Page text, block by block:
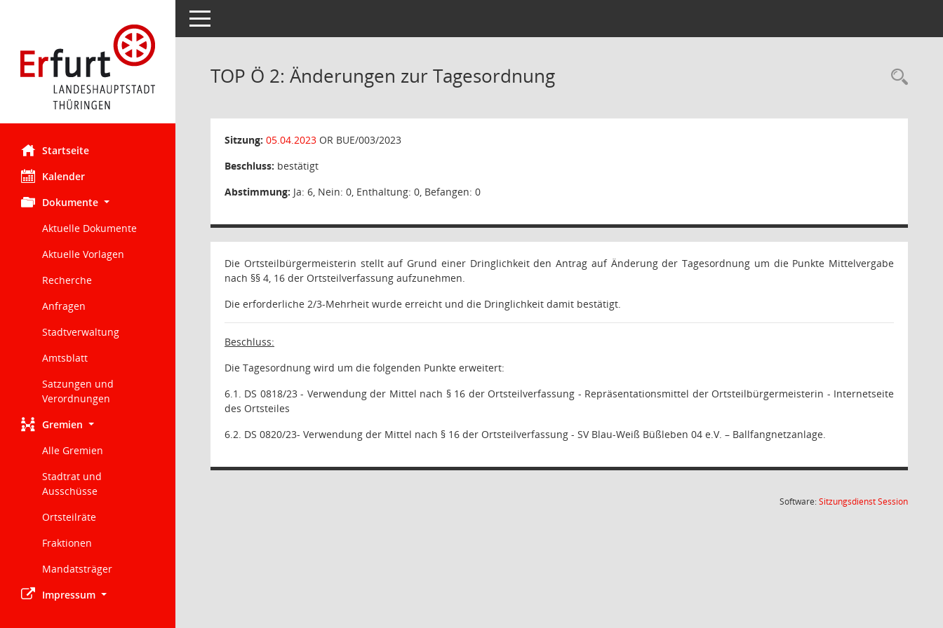
Startseite
Kalender
Dokumente
Aktuelle Dokumente
Aktuelle Vorlagen
Recherche
Anfragen
Stadtverwaltung
Amtsblatt
Satzungen und
Verordnungen
Gremien
Alle Gremien
Stadtrat und
Ausschüsse
Ortsteilräte
Fraktionen
Mandatsträger
Impressum
Toggle navigation
TOP Ö 2: Änderungen zur Tagesordnung
Sitzung: 05.04.2023 OR BUE/003/2023
Beschluss: bestätigt
Abstimmung: Ja: 6, Nein: 0, Enthaltung: 0, Befangen: 0
Die Ortsteilbürgermeisterin stellt auf Grund einer Dringlichkeit den Antrag auf Änderung der Tagesordnung um die Punkte Mittelvergabe
nach §§ 4, 16 der Ortsteilverfassung aufzunehmen.
Die erforderliche 2/3-Mehrheit wurde erreicht und die Dringlichkeit damit bestätigt.
Beschluss:
Die Tagesordnung wird um die folgenden Punkte erweitert:
6.1. DS 0818/23 - Verwendung der Mittel nach § 16 der Ortsteilverfassung - Repräsentationsmittel der Ortsteilbürgermeisterin - Internetseite
des Ortsteiles
6.2. DS 0820/23- Verwendung der Mittel nach § 16 der Ortsteilverfassung - SV Blau-Weiß Büßleben 04 e.V. – Ballfangnetzanlage.
Software:SitzungsdienstSession(Wird in